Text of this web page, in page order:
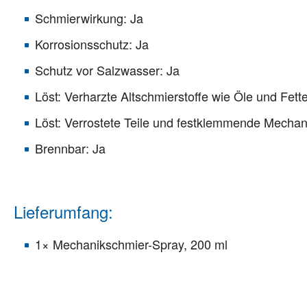
Schmierwirkung: Ja
Korrosionsschutz: Ja
Schutz vor Salzwasser: Ja
Löst: Verharzte Altschmierstoffe wie Öle und
Löst: Verrostete Teile und festklemmende
Brennbar: Ja
Lieferumfang:
1× Mechanikschmier-Spray, 200 ml